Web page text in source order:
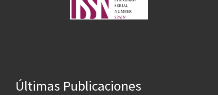
Últimas Publicaciones